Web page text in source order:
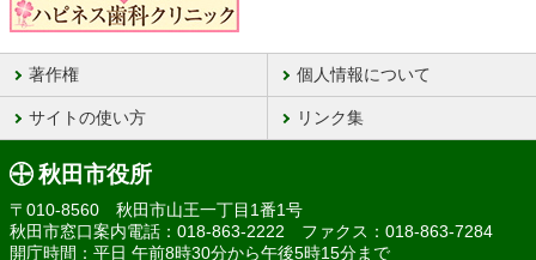
著作権 個人情報について
サイトの使い方 リンク集
秋田市役所
〒010-8560 秋田市山王一丁目1番1号
秋田市窓口案内電話：018-863-2222 ファクス：018-863-7284
開庁時間：平日 午前8時30分から午後5時15分まで